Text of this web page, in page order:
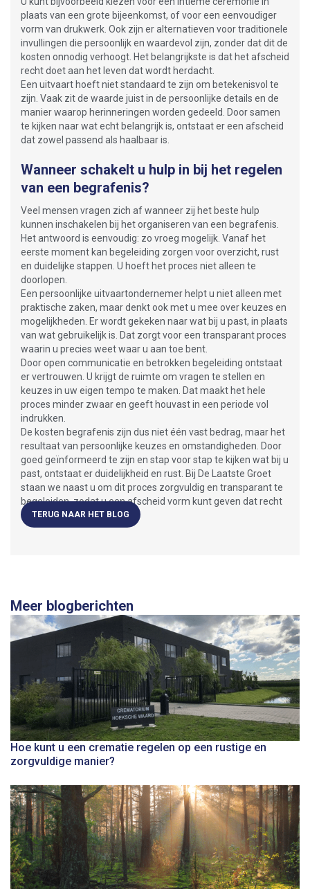
plaats van een grote bijeenkomst, of voor een eenvoudiger
vorm van drukwerk. Ook zijn er alternatieven voor traditionele
invullingen die persoonlijk en waardevol zijn, zonder dat dit de
kosten onnodig verhoogt. Het belangrijkste is dat het afscheid
recht doet aan het leven dat wordt herdacht.
Een uitvaart hoeft niet standaard te zijn om betekenisvol te
zijn. Vaak zit de waarde juist in de persoonlijke details en de
manier waarop herinneringen worden gedeeld. Door samen
te kijken naar wat echt belangrijk is, ontstaat er een afscheid
dat zowel passend als haalbaar is.
Wanneer schakelt u hulp in bij het regelen
van een begrafenis?
Veel mensen vragen zich af wanneer zij het beste hulp
kunnen inschakelen bij het organiseren van een begrafenis.
Het antwoord is eenvoudig: zo vroeg mogelijk. Vanaf het
eerste moment kan begeleiding zorgen voor overzicht, rust
en duidelijke stappen. U hoeft het proces niet alleen te
doorlopen.
Een persoonlijke uitvaartondernemer helpt u niet alleen met
praktische zaken, maar denkt ook met u mee over keuzes en
mogelijkheden. Er wordt gekeken naar wat bij u past, in plaats
van wat gebruikelijk is. Dat zorgt voor een transparant proces
waarin u precies weet waar u aan toe bent.
Door open communicatie en betrokken begeleiding ontstaat
er vertrouwen. U krijgt de ruimte om vragen te stellen en
keuzes in uw eigen tempo te maken. Dat maakt het hele
proces minder zwaar en geeft houvast in een periode vol
indrukken.
De kosten begrafenis zijn dus niet één vast bedrag, maar het
resultaat van persoonlijke keuzes en omstandigheden. Door
goed geïnformeerd te zijn en stap voor stap te kijken wat bij u
past, ontstaat er duidelijkheid en rust. Bij De Laatste Groet
staan we naast u om dit proces zorgvuldig en transparant te
begeleiden, zodat u een afscheid vorm kunt geven dat recht
doet aan uw wensen.
TERUG NAAR HET BLOG
Meer blogberichten
Hoe kunt u een crematie regelen op een rustige en
zorgvuldige manier?